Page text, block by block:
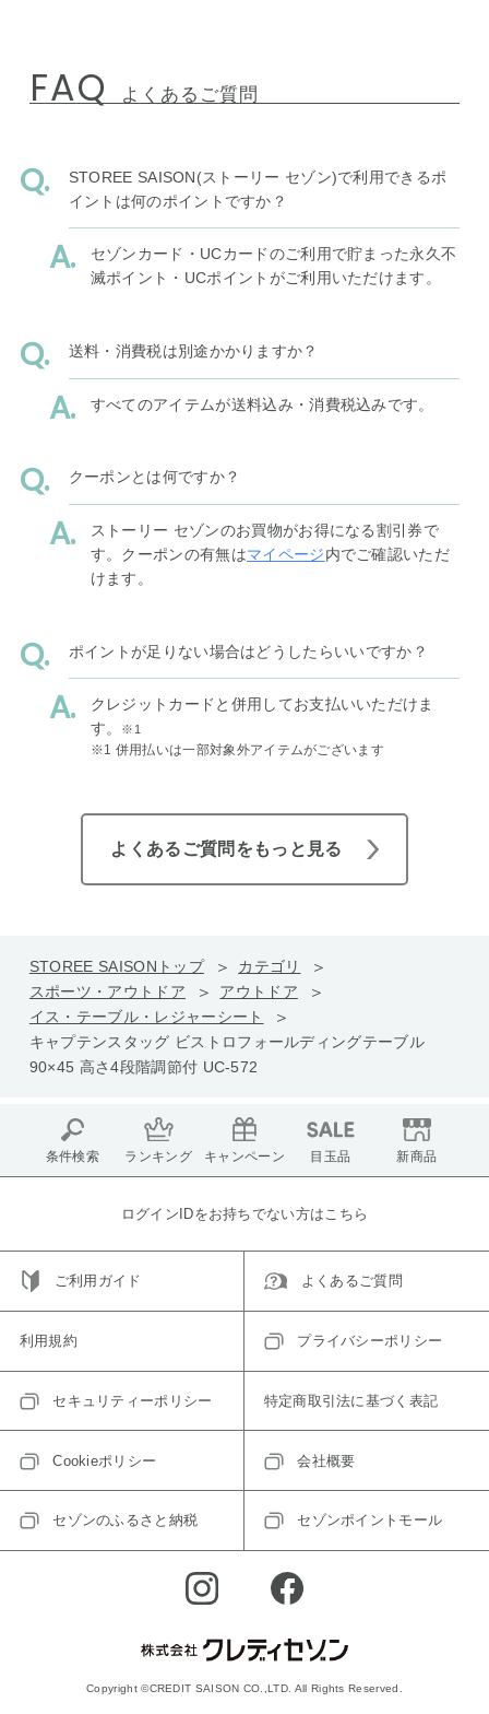
FAQ よくあるご質問
STOREE SAISON(ストーリー セゾン)で利用できるポ
イントは何のポイントですか？
セゾンカード・UCカードのご利用で貯まった永久不
滅ポイント・UCポイントがご利用いただけます。
送料・消費税は別途かかりますか？
すべてのアイテムが送料込み・消費税込みです。
クーポンとは何ですか？
ストーリー セゾンのお買物がお得になる割引券で
す。クーポンの有無はマイページ内でご確認いただ
けます。
ポイントが足りない場合はどうしたらいいですか？
クレジットカードと併用してお支払いいただけま
す。
※1
※1 併用払いは一部対象外アイテムがございます
よくあるご質問をもっと見る
STOREE SAISONトップ
カテゴリ
スポーツ・アウトドア
アウトドア
イス・テーブル・レジャーシート
キャプテンスタッグ ビストロフォールディングテーブル
90×45 高さ4段階調節付 UC-572
条件検索 ランキング キャンペーン 目玉品 新商品
ログインIDをお持ちでない方はこちら
ご利用ガイド よくあるご質問
利用規約 プライバシーポリシー
セキュリティーポリシー 特定商取引法に基づく表記
Cookieポリシー 会社概要
セゾンのふるさと納税 セゾンポイントモール
Copyright ©CREDIT SAISON CO.,LTD. All Rights Reserved.